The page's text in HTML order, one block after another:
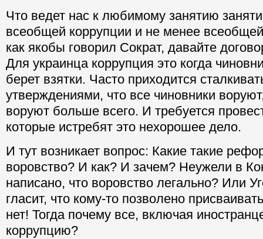
Что ведет нас к любимому занятию
всеобщей коррупции и не менее
как якобы говорил Сократ, давайте
Для украинца коррупция это когда
берет взятки. Часто приходится
утверждениями, что все чиновники
воруют больше всего. И требуется
которые истребят это нехорошее дело.
И тут возникает вопрос: Какие такие
воровство? И как? И зачем? Неужели в
написано, что воровство легально? Или
гласит, что кому-то позволено
нет! Тогда почему все, включая
коррупцию?